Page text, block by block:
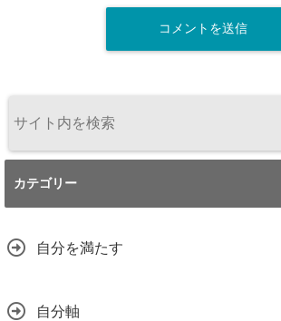
カテゴリー
自分を満たす
自分軸